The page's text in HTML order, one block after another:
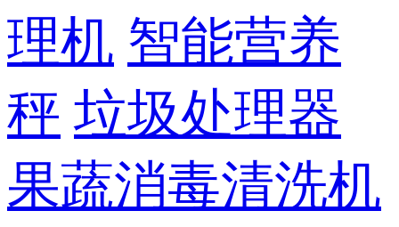
理机 智能营养
秤 垃圾处理器
果蔬消毒清洗机